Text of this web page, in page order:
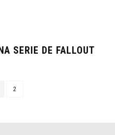
SERIE DE FALLOUT
2